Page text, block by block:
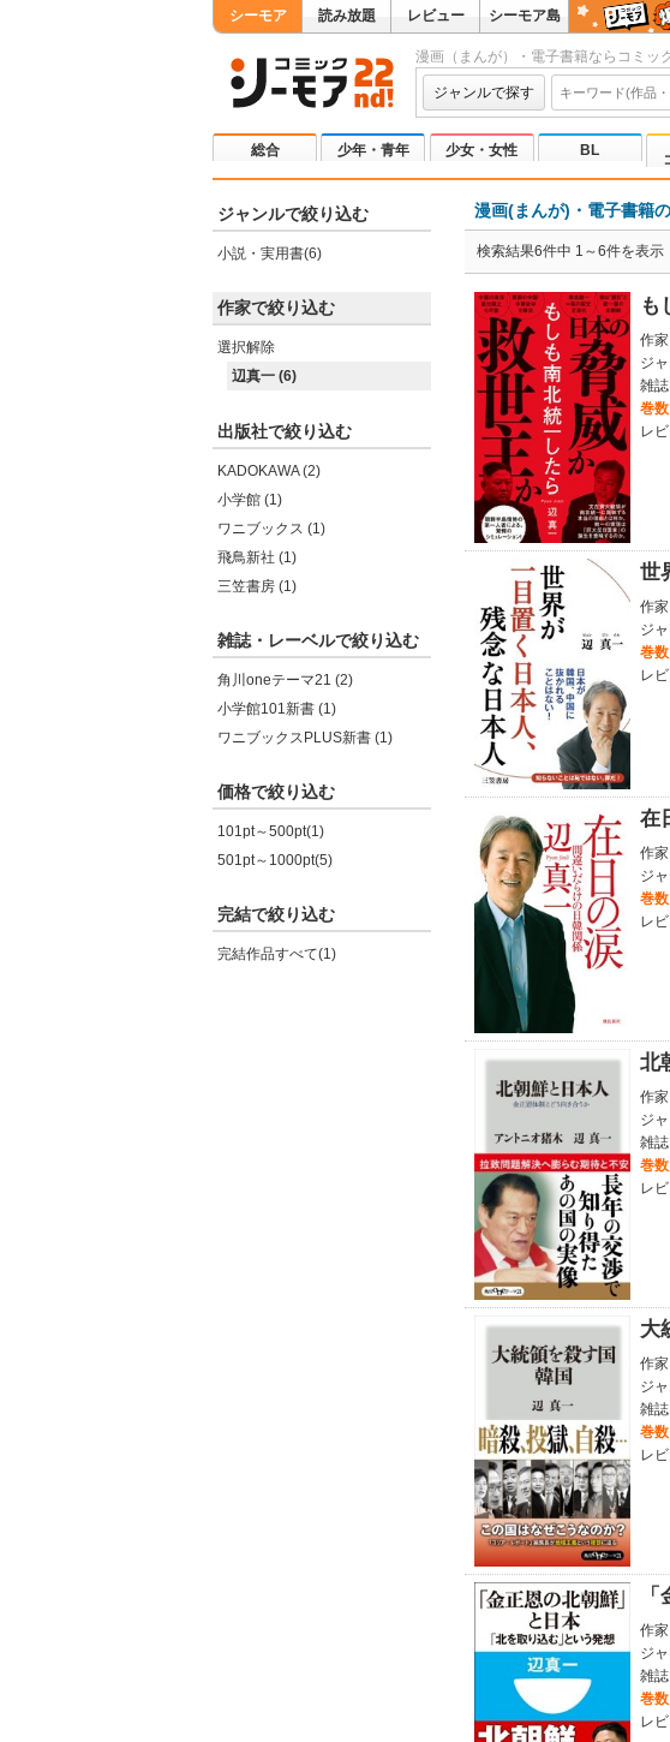
シーモア 読み放題 レビュー シーモア島
漫画（まんが）・電子書籍ならコミッ
ジャンルで探す
総合 少年・青年 少女・女性 BL
ジャンルで絞り込む
小説・実用書(6)
作家で絞り込む
選択解除
辺真一 (6)
出版社で絞り込む
KADOKAWA (2)
小学館 (1)
ワニブックス (1)
飛鳥新社 (1)
三笠書房 (1)
雑誌・レーベルで絞り込む
角川oneテーマ21 (2)
小学館101新書 (1)
ワニブックスPLUS新書 (1)
価格で絞り込む
101pt～500pt(1)
501pt～1000pt(5)
完結で絞り込む
完結作品すべて(1)
漫画(まんが)・電子書籍
検索結果6件中 1～6件を表示
も
作家
ジ
雑
巻数
レ
世
作家
ジ
巻数
レ
在
作家
ジ
巻数
レ
北
作家
ジ
雑
巻数
レ
大
作家
ジ
雑
巻数
レ
作家
ジ
雑
巻数
レ